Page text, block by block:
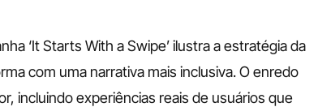
‘It Starts With a Swipe’ ilustra a estratégia da
com uma narrativa mais inclusiva. O enredo
incluindo experiências reais de usuários que